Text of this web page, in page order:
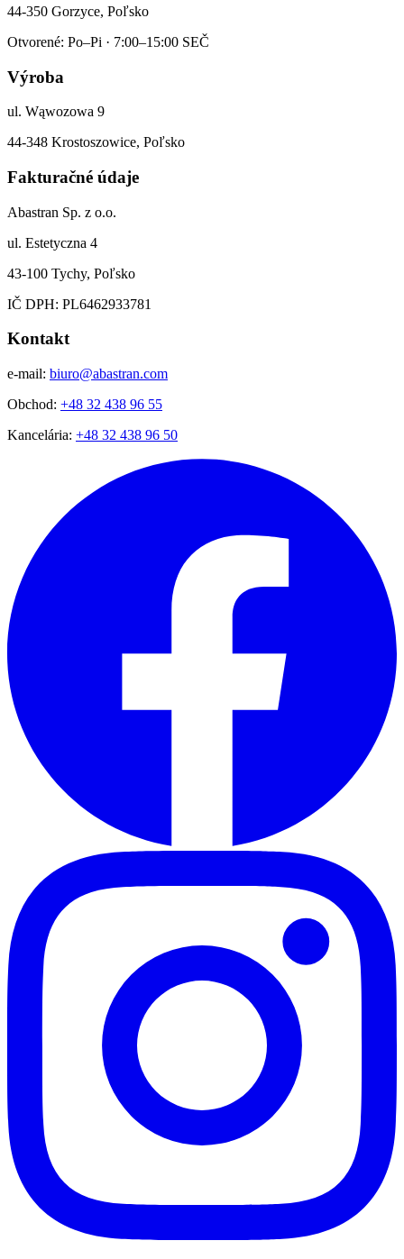
44-350 Gorzyce, Poľsko
Otvorené: Po–Pi · 7:00–15:00 SEČ
Výroba
ul. Wąwozowa 9
44-348 Krostoszowice, Poľsko
Fakturačné údaje
Abastran Sp. z o.o.
ul. Estetyczna 4
43-100 Tychy, Poľsko
IČ DPH: PL6462933781
Kontakt
e-mail: biuro@abastran.com
Obchod: +48 32 438 96 55
Kancelária: +48 32 438 96 50